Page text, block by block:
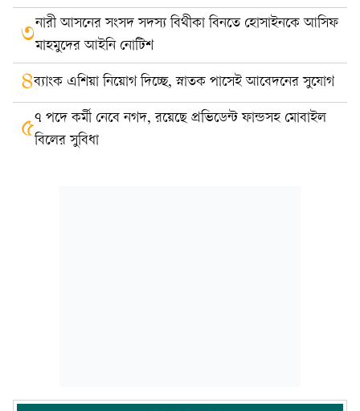
৩নারী আসনের সংসদ সদস্য বিথীকা বিনতে হোসাইনকে আসিফ
মাহমুদের আইনি নোটিশ
৪ব্যাংক এশিয়া নিয়োগ দিচ্ছে, স্নাতক পাসেই আবেদনের সুযোগ
৫৭ পদে কর্মী নেবে নগদ, রয়েছে প্রভিডেন্ট ফান্ডসহ মোবাইল
বিলের সুবিধা